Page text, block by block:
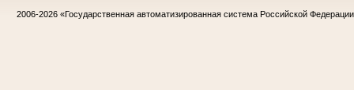
2006-2026 «Государственная автоматизированная система Российской